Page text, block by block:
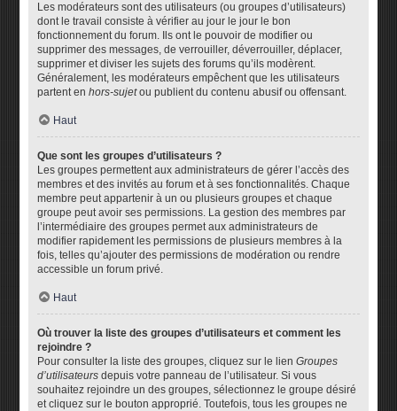
Les modérateurs sont des utilisateurs (ou groupes d’utilisateurs)
dont le travail consiste à vérifier au jour le jour le bon
fonctionnement du forum. Ils ont le pouvoir de modifier ou
supprimer des messages, de verrouiller, déverrouiller, déplacer,
supprimer et diviser les sujets des forums qu’ils modèrent.
Généralement, les modérateurs empêchent que les utilisateurs
partent enhors-sujetou publient du contenu abusif ou offensant.
Haut
Que sont les groupes d’utilisateurs ?
Les groupes permettent aux administrateurs de gérer l’accès des
membres et des invités au forum et à ses fonctionnalités. Chaque
membre peut appartenir à un ou plusieurs groupes et chaque
groupe peut avoir ses permissions. La gestion des membres par
l’intermédiaire des groupes permet aux administrateurs de
modifier rapidement les permissions de plusieurs membres à la
fois, telles qu’ajouter des permissions de modération ou rendre
accessible un forum privé.
Haut
Où trouver la liste des groupes d’utilisateurs et comment les
rejoindre ?
Pour consulter la liste des groupes, cliquez sur le lienGroupes
d’utilisateurs depuis votre panneau de l’utilisateur. Si vous
souhaitez rejoindre un des groupes, sélectionnez le groupe désiré
et cliquez sur le bouton approprié. Toutefois, tous les groupes ne